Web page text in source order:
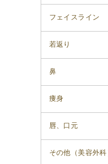
フェイスライン
若返り
鼻
痩身
唇、口元
その他（美容外科